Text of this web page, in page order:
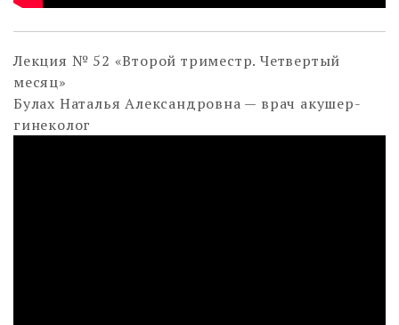
Лекция № 52 «Второй триместр. Четвертый
месяц»
Булах Наталья Александровна — врач акушер-
гинеколог